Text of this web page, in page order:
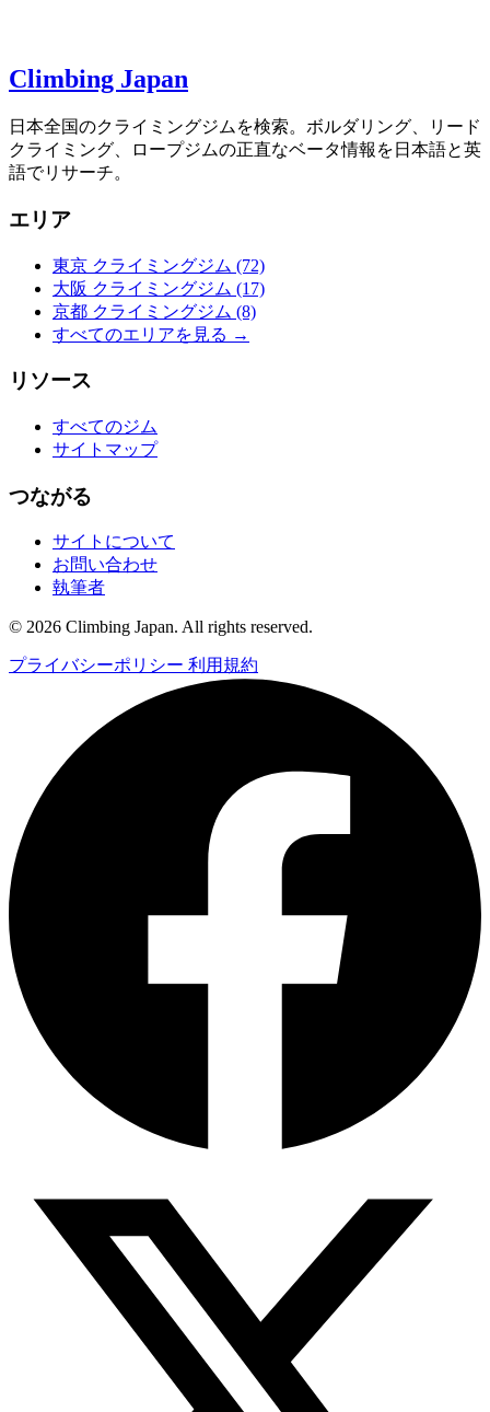
Climbing Japan
日本全国のクライミングジムを検索。ボルダリング、リード
クライミング、ロープジムの正直なベータ情報を日本語と英
語でリサーチ。
エリア
東京 クライミングジム (72)
大阪 クライミングジム (17)
京都 クライミングジム (8)
すべてのエリアを見る →
リソース
すべてのジム
サイトマップ
つながる
サイトについて
お問い合わせ
執筆者
© 2026 Climbing Japan. All rights reserved.
プライバシーポリシー 利用規約